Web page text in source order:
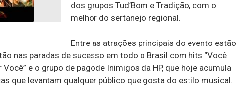
dos grupos Tud’Bom e Tradição, com o
melhor do sertanejo regional.
Entre as atrações principais do evento estão
nas paradas de sucesso em todo o Brasil com hits “Você
Você” e o grupo de pagode Inimigos da HP, que hoje acumula
que levantam qualquer público que gosta do estilo musical.